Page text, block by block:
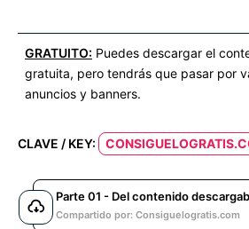
GRATUITO: Puedes descargar el
gratuita, pero tendrás que pasar por
anuncios y banners.
CLAVE / KEY:
Parte 01 - Del contenido
Compartido por: Consiguelogratis.com